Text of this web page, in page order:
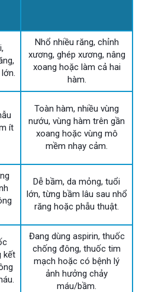
Nhổ nhiều răng, chỉnh
xương, ghép xương, nâng
xoang hoặc làm cả hai
hàm.
ít
Toàn hàm, nhiều vùng
nướu, vùng hàm trên gần
xoang hoặc vùng mô
mềm nhạy cảm.
Dễ bầm, da mỏng, tuổi
lớn, từng bầm lâu sau nhổ
răng hoặc phẫu thuật.
kết
Đang dùng aspirin, thuốc
chống đông, thuốc tim
mạch hoặc có bệnh lý
ảnh hưởng chảy
máu/bầm.